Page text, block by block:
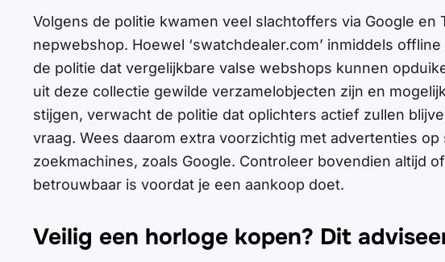
Volgens de politie kwamen veel slachtoffers via Google en
nepwebshop. Hoewel ‘swatchdealer.com’ inmiddels
de politie dat vergelijkbare valse webshops kunnen
uit deze collectie gewilde verzamelobjecten zijn en
stijgen, verwacht de politie dat oplichters actief zullen
vraag. Wees daarom extra voorzichtig met advertenties op
zoekmachines, zoals Google. Controleer bovendien altijd
betrouwbaar is voordat je een aankoop doet.
Veilig een horloge kopen? Dit